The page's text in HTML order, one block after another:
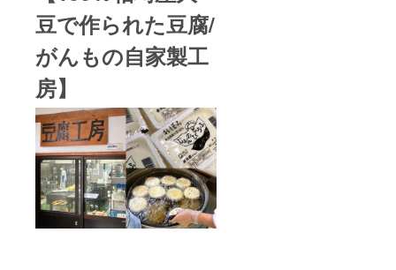
豆で作られた豆腐/
がんもの自家製工
房】